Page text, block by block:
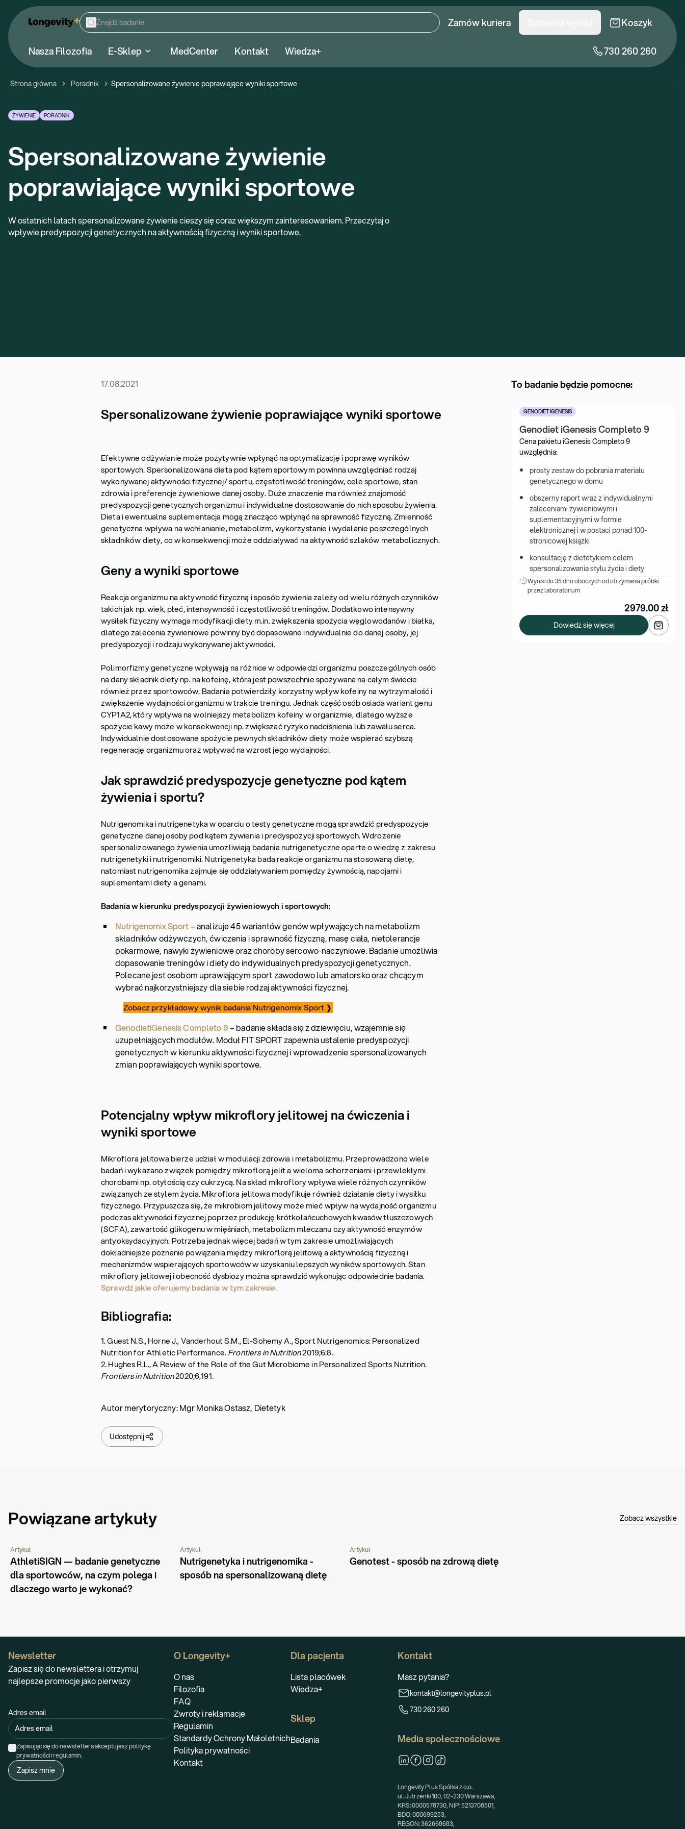
Zamów kuriera Koszyk
Nasza Filozofia E-Sklep MedCenter Kontakt Wiedza+ 730 260 260
Strona główna Poradnik Spersonalizowane żywienie poprawiające wyniki sportowe
ŻYWIENIE PORADNIK
Spersonalizowane żywienie
poprawiające wyniki sportowe
W ostatnich latach spersonalizowane żywienie cieszy się coraz większym zainteresowaniem. Przeczytaj o
wpływie predyspozycji genetycznych na aktywnością fizyczną i wyniki sportowe.
17.08.2021
Spersonalizowane żywienie poprawiające wyniki sportowe
Efektywne odżywianie może pozytywnie wpłynąć na optymalizację i poprawę wyników
sportowych. Spersonalizowana dieta pod kątem sportowym powinna uwzględniać rodzaj
wykonywanej aktywności fizycznej/ sportu, częstotliwość treningów, cele sportowe, stan
zdrowia i preferencje żywieniowe danej osoby. Duże znaczenie ma również znajomość
predyspozycji genetycznych organizmu i indywidualne dostosowanie do nich sposobu żywienia.
Dieta i ewentualna suplementacja mogą znacząco wpłynąć na sprawność fizyczną. Zmienność
genetyczna wpływa na wchłanianie, metabolizm, wykorzystanie i wydalanie poszczególnych
składników diety, co w konsekwencji może oddziaływać na aktywność szlaków metabolicznych.
Geny a wyniki sportowe
Reakcja organizmu na aktywność fizyczną i sposób żywienia zależy od wielu różnych czynników
takich jak np. wiek, płeć, intensywność i częstotliwość treningów. Dodatkowo intensywny
wysiłek fizyczny wymaga modyfikacji diety m.in. zwiększenia spożycia węglowodanów i białka,
dlatego zalecenia żywieniowe powinny być dopasowane indywidualnie do danej osoby, jej
predyspozycji i rodzaju wykonywanej aktywności.
Polimorfizmy genetyczne wpływają na różnice w odpowiedzi organizmu poszczególnych osób
na dany składnik diety np. na kofeinę, która jest powszechnie spożywana na całym świecie
również przez sportowców. Badania potwierdziły korzystny wpływ kofeiny na wytrzymałość i
zwiększenie wydajności organizmu w trakcie treningu. Jednak część osób osiada wariant genu
CYP1A2, który wpływa na wolniejszy metabolizm kofeiny w organizmie, dlatego wyższe
spożycie kawy może w konsekwencji np. zwiększać ryzyko nadciśnienia lub zawału serca.
Indywidualnie dostosowane spożycie pewnych składników diety może wspierać szybszą
regenerację organizmu oraz wpływać na wzrost jego wydajności.
Jak sprawdzić predyspozycje genetyczne pod kątem
żywienia i sportu?
Nutrigenomika i nutrigenetyka w oparciu o testy genetyczne mogą sprawdzić predyspozycje
genetyczne danej osoby pod kątem żywienia i predyspozycji sportowych. Wdrożenie
spersonalizowanego żywienia umożliwiają badania nutrigenetyczne oparte o wiedzę z zakresu
nutrigenetyki i nutrigenomiki. Nutrigenetyka bada reakcje organizmu na stosowaną dietę,
natomiast nutrigenomika zajmuje się oddziaływaniem pomiędzy żywnością, napojami i
suplementami diety a genami.
Badania w kierunku predyspozycji żywieniowych i sportowych:
Nutrigenomix Sport– analizuje 45 wariantów genów wpływających na metabolizm
składników odżywczych, ćwiczenia i sprawność fizyczną, masę ciała, nietolerancje
pokarmowe, nawyki żywieniowe oraz choroby sercowo-naczyniowe. Badanie umożliwia
dopasowanie treningów i diety do indywidualnych predyspozycji genetycznych.
Polecane jest osobom uprawiającym sport zawodowo lub amatorsko oraz chcącym
wybrać najkorzystniejszy dla siebie rodzaj aktywności fizycznej.
Zobacz przykładowy wynik badania Nutrigenomix Sport ❱
GenodietiGenesis Completo 9– badanie składa się z dziewięciu, wzajemnie się
uzupełniających modułów. Moduł FIT SPORT zapewnia ustalenie predyspozycji
genetycznych w kierunku aktywności fizycznej i wprowadzenie spersonalizowanych
zmian poprawiających wyniki sportowe.
Potencjalny wpływ mikroflory jelitowej na ćwiczenia i
wyniki sportowe
Mikroflora jelitowa bierze udział w modulacji zdrowia i metabolizmu. Przeprowadzono wiele
badań i wykazano związek pomiędzy mikroflorą jelit a wieloma schorzeniami i przewlekłymi
chorobami np. otyłością czy cukrzycą. Na skład mikroflory wpływa wiele różnych czynników
związanych ze stylem życia. Mikroflora jelitowa modyfikuje również działanie diety i wysiłku
fizycznego. Przypuszcza się, że mikrobiom jelitowy może mieć wpływ na wydajność organizmu
podczas aktywności fizycznej poprzez produkcję krótkołańcuchowych kwasów tłuszczowych
(SCFA), zawartość glikogenu w mięśniach, metabolizm mleczanu czy aktywność enzymów
antyoksydacyjnych. Potrzeba jednak więcej badań w tym zakresie umożliwiających
dokładniejsze poznanie powiązania między mikroflorą jelitową a aktywnością fizyczną i
mechanizmów wspierających sportowców w uzyskaniu lepszych wyników sportowych. Stan
mikroflory jelitowej i obecność dysbiozy można sprawdzić wykonując odpowiednie badania.
Sprawdź jakie oferujemy badania w tym zakresie.
Bibliografia:
1. Guest N.S., Horne J., Vanderhout S.M., El-Sohemy A., Sport Nutrigenomics: Personalized
Nutrition for Athletic Performance.Frontiers in Nutrition2019;6:8.
2. Hughes R.L., A Review of the Role of the Gut Microbiome in Personalized Sports Nutrition.
Frontiers in Nutrition2020;6,191.
Autor merytoryczny: Mgr Monika Ostasz, Dietetyk
Udostępnij
To badanie będzie pomocne:
GENODIET IGENESIS
Genodiet iGenesis Completo 9
Cena pakietu iGenesis Completo 9
uwzględnia:
prosty zestaw do pobrania materiału
genetycznego w domu
obszerny raport wraz z indywidualnymi
zaleceniami żywieniowymi i
suplementacyjnymi w formie
elektronicznej i w postaci ponad 100-
stronicowej książki
konsultację z dietetykiem celem
spersonalizowania stylu życia i diety
Wyniki do 35 dni roboczych od otrzymania próbki
przez laboratorium
2979.00zł
Dowiedz się więcej
Powiązane artykuły Zobacz wszystkie
GENETYKA PORADNIK
Artykuł
AthletiSIGN — badanie genetyczne
dla sportowców, na czym polega i
dlaczego warto je wykonać?
PORADNIK
Artykuł
Nutrigenetyka i nutrigenomika -
sposób na spersonalizowaną dietę
Artykuł
Genotest - sposób na zdrową dietę
O Longevity+
O nas
Filozofia
FAQ
Zwroty i reklamacje
Regulamin
Standardy Ochrony Małoletnich
Polityka prywatności
Kontakt
Dla pacjenta
Lista placówek
Wiedza+
Sklep
Badania
Kontakt
Masz pytania?
kontakt@longevityplus.pl
730 260 260
Media społecznościowe
Longevity Plus Spółka z o.o.
ul. Jutrzenki 100, 02-230 Warszawa,
KRS: 0000578730, NIP: 5213708501,
BDO: 000699253,
REGON: 362668683,
Newsletter
Zapisz się do newslettera i otrzymuj
najlepsze promocje jako pierwszy
Adres email
Zapisując się do newslettera akceptujesz politykę
prywatności i regulamin.
Zapisz mnie